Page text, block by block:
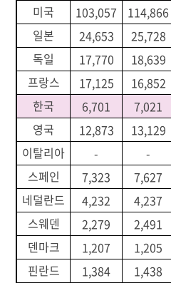
미국
103,057 114,866
일본
24,653 25,728
독일
17,770 18,639
프랑스
17,125 16,852
한국
6,701 7,021
영국
12,873 13,129
이탈리아
- -
스페인
7,323 7,627
네덜란드
4,232 4,237
스웨덴
2,279 2,491
덴마크
1,207 1,205
핀란드
1,384 1,438